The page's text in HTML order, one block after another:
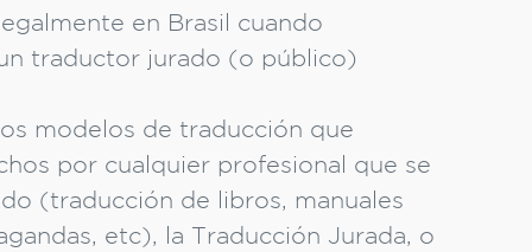
en Brasil cuando
traductor jurado (o público)
modelos de traducción que
por cualquier profesional que se
(traducción de libros, manuales
etc), la Traducción Jurada, o